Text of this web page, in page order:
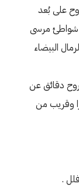
على بُعد
شواطئ مرسى
البيضاء
دقائق عن
وقريب من
.